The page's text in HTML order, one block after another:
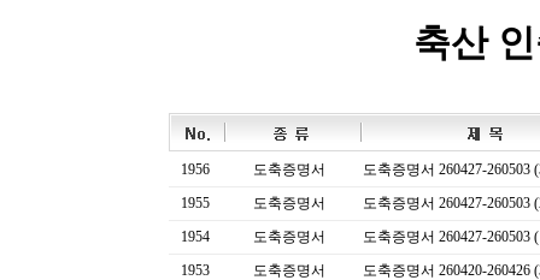
축산
1956 도축증명서
도축증명서 260427-260503
1955
도축증명서
도축증명서 260427-260503
1954
도축증명서
도축증명서 260427-260503
1953
도축증명서
도축증명서 260420-260426